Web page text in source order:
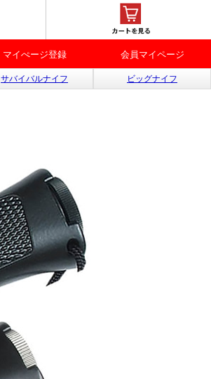
マイぺージ登録 会員マイページ
サバイバルナイフ ビッグナイフ